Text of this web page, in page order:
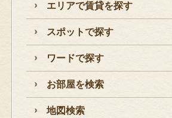
エリアで賃貸を探す
スポットで探す
ワードで探す
お部屋を検索
地図検索